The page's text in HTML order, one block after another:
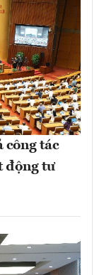
công tác
động tư